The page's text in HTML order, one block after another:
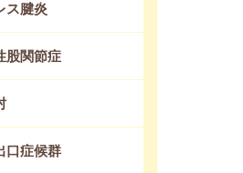
ス腱炎
股関節症
口症候群